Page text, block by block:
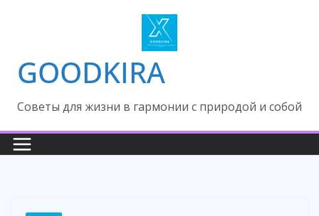
GOODKIRA
Cоветы для жизни в гармонии с природой и собой